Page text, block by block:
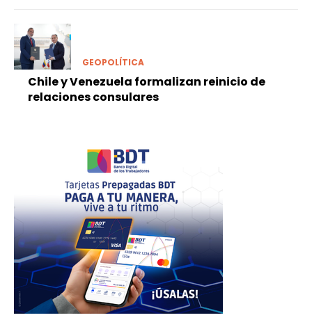
GEOPOLÍTICA
Chile y Venezuela formalizan reinicio de
relaciones consulares